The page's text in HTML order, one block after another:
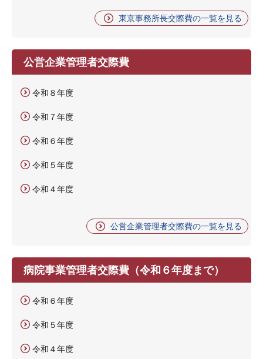
東京事務所長交際費の一覧を見る
公営企業管理者交際費
令和８年度
令和７年度
令和６年度
令和５年度
令和４年度
公営企業管理者交際費の一覧を見る
病院事業管理者交際費（令和６年度まで）
令和６年度
令和５年度
令和４年度